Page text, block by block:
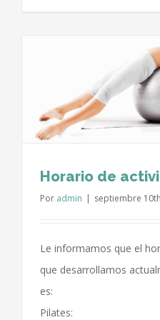
Horario de
Por admin | septiembre
Le informamos que el
que desarrollamos
es:
Pilates: